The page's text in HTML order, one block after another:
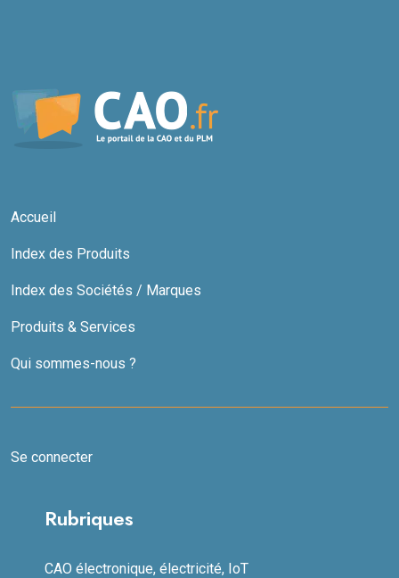
Accueil
Index des Produits
Index des Sociétés / Marques
Produits & Services
Qui sommes-nous ?
Se connecter
Rubriques
CAO électronique, électricité, IoT